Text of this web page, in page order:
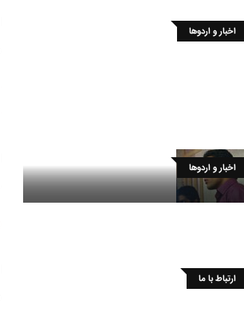
اخبار و اردوها
اخبار و اردوها
ارتباط با ما